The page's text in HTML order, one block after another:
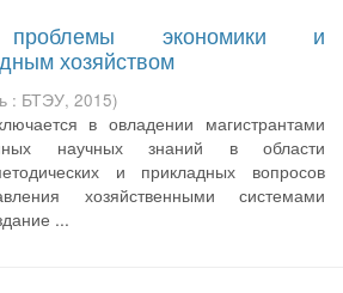
проблемы экономики и
хозяйством
: БТЭУ, 2015)
в овладении магистрантами
научных знаний в области
и прикладных вопросов
хозяйственными системами
...